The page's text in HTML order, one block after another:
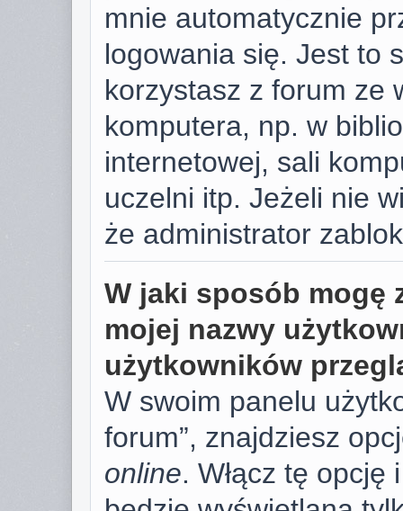
mnie automatycznie
logowania się. Jest to
korzystasz z forum ze
komputera, np. w
internetowej, sali
uczelni itp. Jeżeli nie
że administrator
W jaki sposób mogę
mojej nazwy
użytkowników
W swoim panelu
forum”, znajdziesz
online. Włącz tę